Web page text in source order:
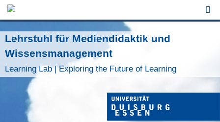
Jump to Navigation
Lehrstuhl für Mediendidaktik und
Wissensmanagement
Learning Lab | Exploring the Future of Learning